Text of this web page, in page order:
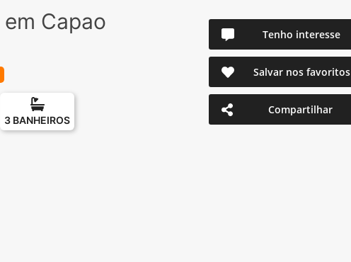
Capao
3 BANHEIROS
Tenho interesse
Salvar nos favoritos
Compartilhar